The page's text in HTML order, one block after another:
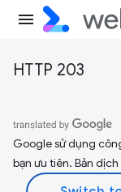
HTTP 203
Google sử dụng
bạn ưu tiên. Bản